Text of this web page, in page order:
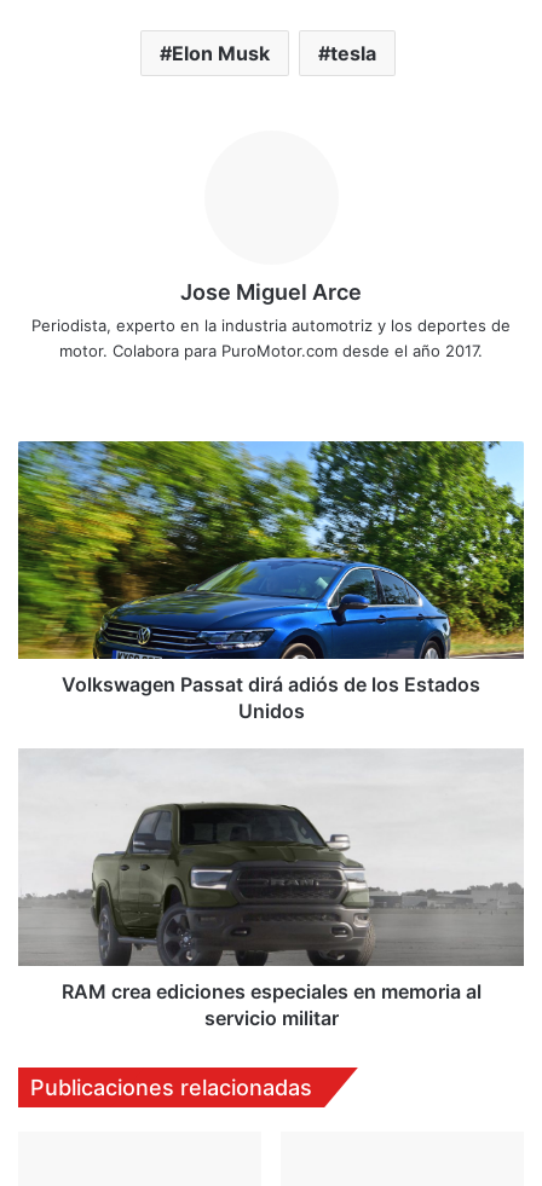
Elon Musk tesla
Jose Miguel Arce
Periodista, experto en la industria automotriz y los deportes de
motor. Colabora para PuroMotor.com desde el año 2017.
Volkswagen
Passat
dirá
adiós
de
los
Estados
Unidos
Volkswagen Passat dirá adiós de los Estados
Unidos
memoria
al
militar
RAM crea ediciones especiales en memoria al
servicio militar
Publicaciones relacionadas